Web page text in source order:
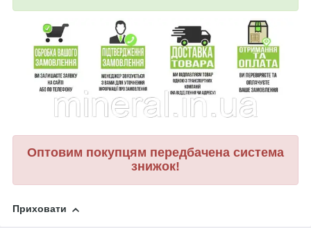
Оптовим покупцям передбачена система
знижок!
Приховати